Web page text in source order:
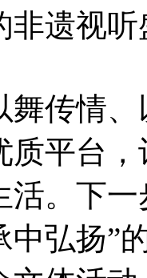
非遗视听
舞传情
质平台
活。下
中弘扬”